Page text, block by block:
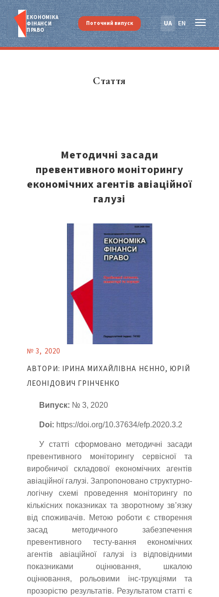
ЕКОНОМІКА
ФІНАНСИ
ПРАВО
UA EN
Поточний випуск
Стаття
Методичні засади
превентивного моніторингу
економічних агентів авіаційної
галузі
№ 3, 2020
АВТОРИ: ІРИНА МИХАЙЛІВНА НЄННО, ЮРІЙ
ЛЕОНІДОВИЧ ГРІНЧЕНКО
Випуск: № 3, 2020
Doi: https://doi.org/10.37634/efp.2020.3.2
У статті сформовано методичні засади
превентивного моніторингу сервісної та
виробничої складової економічних агентів
авіаційної галузі. Запропоновано структурно-
логічну схемі проведення моніторингу по
кількісних показниках та зворотному зв’язку
від споживачів. Метою роботи є створення
засад методичного забезпечення
превентивного тесту-вання економічних
агентів авіаційної галузі із відповідними
показниками оцінювання, шкалою
оцінювання, рольовими інс-трукціями та
прозорістю результатів. Результатом статті є